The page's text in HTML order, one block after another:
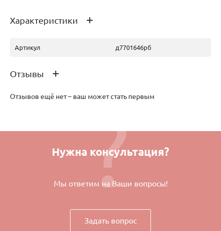
Характеристики
Артикул д7701646рб
Отзывы
Отзывов ещё нет – ваш может стать первым
Нужна консультация?
Мы ответим на Ваши вопросы!
Задать вопрос